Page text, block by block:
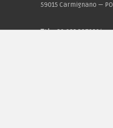
59015 Carmignano — PO
Tel:+39 055 3872504